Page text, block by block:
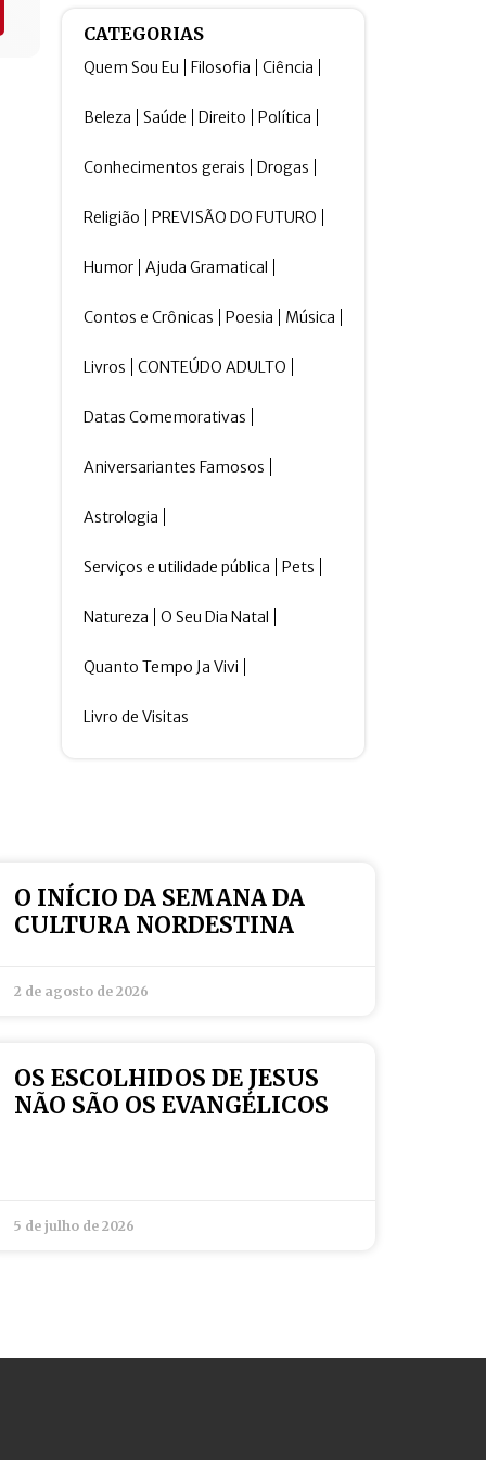
CATEGORIAS
Quem Sou Eu Filosofia Ciência
Beleza Saúde Direito Política
Conhecimentos gerais Drogas
Religião PREVISÃO DO FUTURO
Humor Ajuda Gramatical
Contos e Crônicas Poesia Música
Livros CONTEÚDO ADULTO
Datas Comemorativas
Aniversariantes Famosos
Astrologia
Serviços e utilidade pública Pets
Natureza O Seu Dia Natal
Quanto Tempo Ja Vivi
Livro de Visitas
O INÍCIO DA SEMANA DA
CULTURA NORDESTINA
2 de agosto de 2026
OS ESCOLHIDOS DE JESUS
NÃO SÃO OS EVANGÉLICOS
5 de julho de 2026